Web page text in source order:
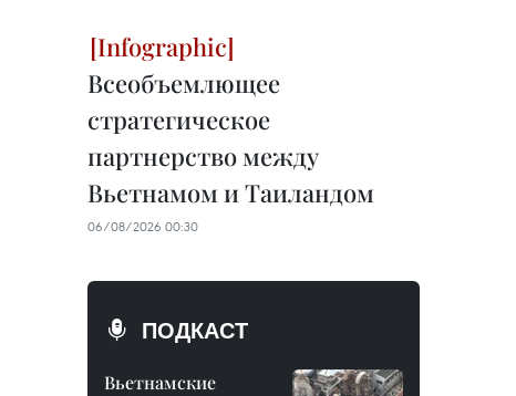
Всеобъемлющее
стратегическое
партнерство между
Вьетнамом и Таиландом
06/08/2026 00:30
ПОДКАСТ
Вьетнамские